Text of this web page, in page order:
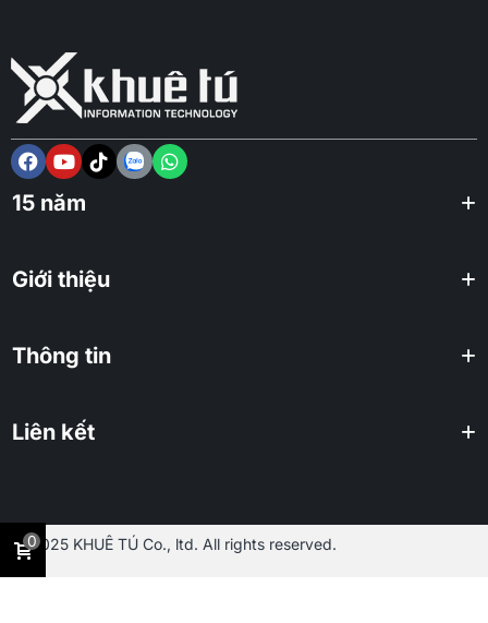
15 năm
Giới thiệu
Thông tin
Liên kết
2025 KHUÊ TÚ Co., ltd. All rights reserved.
0